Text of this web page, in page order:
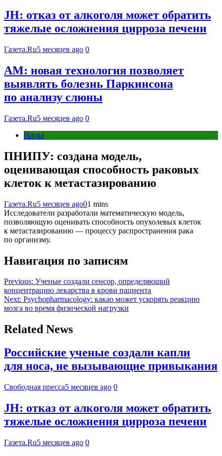
JH: отказ от алкоголя может обратить
тяжелые осложнения цирроза печени
Газета.Ru5 месяцев ago 0
AM: новая технология позволяет
выявлять болезнь Паркинсона
по анализу слюны
Газета.Ru5 месяцев ago 0
Наука
ПНИПУ: создана модель,
оценивающая способность раковых
клеток к метастазированию
Газета.Ru5 месяцев ago01 mins
Исследователи разработали математическую модель,
позволяющую оценивать способность опухолевых клеток
к метастазированию — процессу распространения рака
по организму.
Навигация по записям
Previous: Ученые создали сенсор, определяющий
концентрацию лекарства в крови пациента
Next: Psychopharmacology: какао может ускорять реакцию
мозга во время физической нагрузки
Related News
Российские ученые создали капли
для носа, не вызывающие привыкания
Свободная пресса5 месяцев ago 0
JH: отказ от алкоголя может обратить
тяжелые осложнения цирроза печени
Газета.Ru5 месяцев ago 0